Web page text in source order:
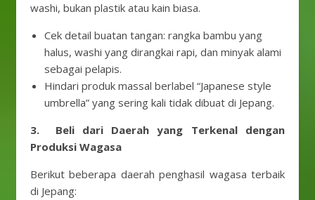
washi, bukan plastik atau kain biasa.
Cek detail buatan tangan: rangka bambu yang
halus, washi yang dirangkai rapi, dan minyak alami
sebagai pelapis.
Hindari produk massal berlabel “Japanese style
umbrella” yang sering kali tidak dibuat di Jepang.
3. Beli dari Daerah yang Terkenal dengan
Produksi Wagasa
Berikut beberapa daerah penghasil wagasa terbaik
di Jepang: